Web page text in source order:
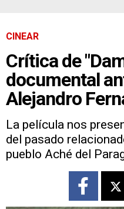
CINEAR
Crítica de
documental
Alejandro
La película nos
del pasado
pueblo Aché del